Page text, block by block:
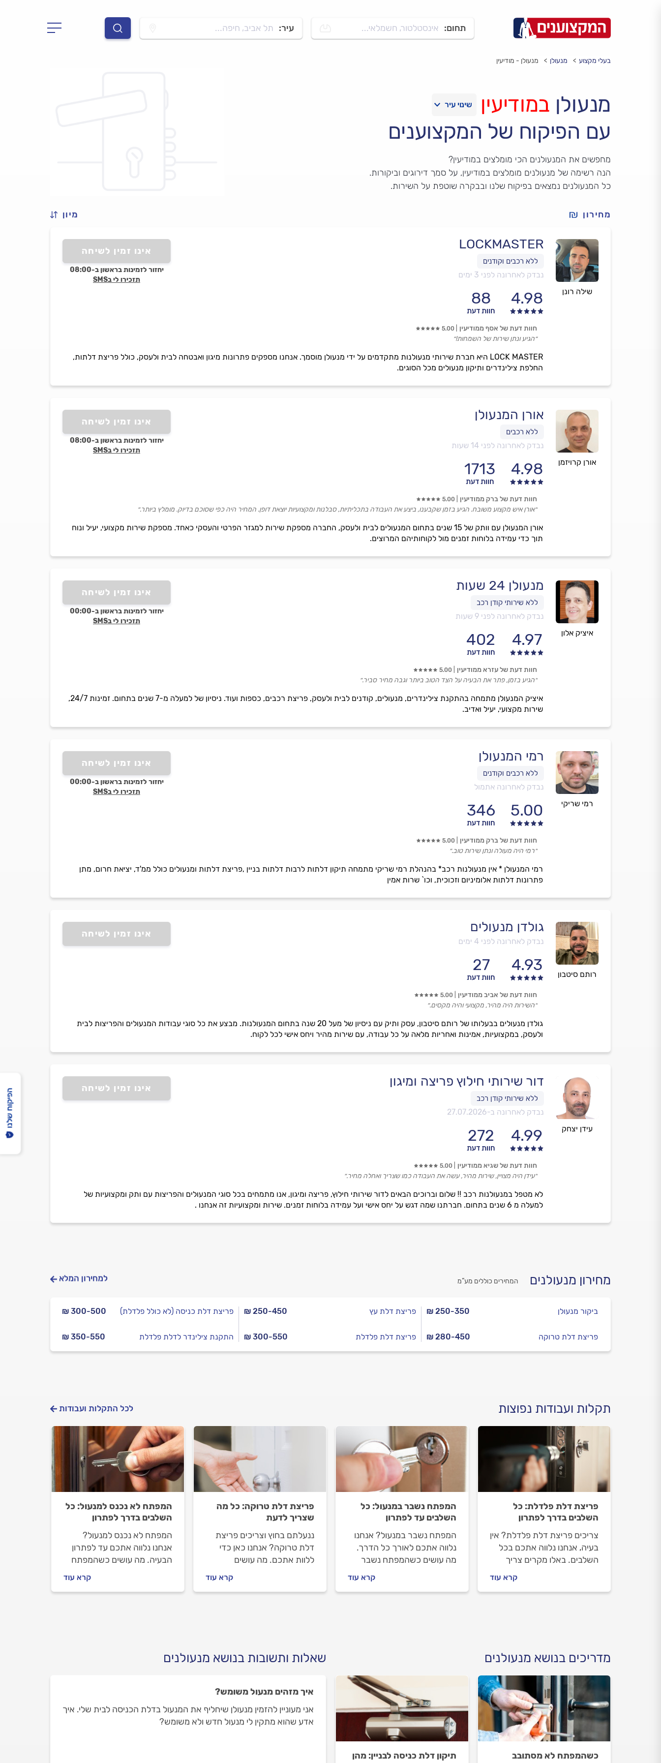
תחום: אינסטלטור, חשמלאי... עיר: תל אביב, חיפה...
בעלי מקצוע מנעולן מנעולן - מודיעין
מנעולן במודיעין
עם הפיקוח של המקצוענים
מחפשים את המנעולנים הכי מומלצים במודיעין?
הנה רשימה של מנעולנים מומלצים במודיעין, על סמך דירוגים וביקורות.
כל המנעולנים נמצאים בפיקוח שלנו ובבקרה שוטפת על השירות.
מחירון מיון
שילה רונן
LOCKMASTER
נבדק לאחרונה לפני 3 ימים
4.98
88
חוות דעת
אינו זמין לשיחה
יחזור לזמינות בראשון ב-08:00
תזכירו לי בSMS
LOCK MASTER היא חברת שירותי מנעולנות מתקדמים על ידי מנעולן מוסמך. אנחנו מספקים פתרונות מיגון ואבטחה לבית ולעסק, כולל פריצת דלתות,
החלפת צילינדרים ותיקון מנעולים מכל הסוגים.
חוות דעת של אסף ממודיעין 5.00
״הגיע ונתן שירות של השמחות!״
אורן קרויזמן
אורן המנעולן
נבדק לאחרונה לפני 14 שעות
4.98
1713
חוות דעת
אינו זמין לשיחה
יחזור לזמינות בראשון ב-08:00
תזכירו לי בSMS
אורן המנעולן עם וותק של 15 שנים בתחום המנעולים לבית ולעסק, החברה מספקת שירות למגזר הפרטי והעסקי כאחד. מספקת שירות מקצועי, יעיל ונוח
תוך כדי עמידה בלוחות זמנים מול לקוחותיהם המרוצים.
חוות דעת של ברק ממודיעין 5.00
״אורן איש מקצוע משובח. הגיע בזמן שקבענו, ביצע את העבודה בתכליתיות, סבלנות ומקצועיות יוצאת דופן. המחיר היה כפי שסוכם בדיוק. מומלץ ביותר.״
איציק אלון
מנעולן 24 שעות
נבדק לאחרונה לפני 9 שעות
4.97
402
חוות דעת
אינו זמין לשיחה
יחזור לזמינות בראשון ב-00:00
תזכירו לי בSMS
איציק המנעולן מתמחה בהתקנת צילינדרים, מנעולים, קודנים לבית ולעסק, פריצת רכבים, כספות ועוד. ניסיון של למעלה מ-7 שנים בתחום. זמינות 24/7,
שירות מקצועי, יעיל ואדיב.
חוות דעת של עזרא ממודיעין 5.00
״הגיע בזמן, פתר את הבעיה על הצד הטוב ביותר וגבה מחיר סביר.״
רמי שריקי
רמי המנעולן
נבדק לאחרונה אתמול
5.00
346
חוות דעת
אינו זמין לשיחה
יחזור לזמינות בראשון ב-00:00
תזכירו לי בSMS
רמי המנעולן * אין מנעולנות רכב* בהנהלת רמי שריקי מתמחה תיקון דלתות לרבות דלתות בניין ,פריצת דלתות ומנעולים כולל ממ'ד, יציאת חרום, מתן
פתרונות דלתות אלומיניום וזכוכית, וכו` שרות אמין
חוות דעת של ברק ממודיעין 5.00
״רמי היה מעולה ונתן שירות טוב.״
רותם סיטבון
גולדן מנעולים
נבדק לאחרונה לפני 4 ימים
4.93
27
חוות דעת
אינו זמין לשיחה
גולדן מנעולים בבעלותו של רותם סיטבון, עסק ותיק עם ניסיון של מעל 20 שנה בתחום המנעולנות. מבצע את כל סוגי עבודות המנעולים והפריצות לבית
ולעסק, במקצועיות, אמינות ואחריות מלאה על כל עבודה, עם שירות מהיר ויחס אישי לכל לקוח.
חוות דעת של אביב ממודיעין 5.00
״השירות היה מהיר, מקצועי והיה מקסים.״
עידן יצחק
דור שירותי חילוץ פריצה ומיגון
נבדק לאחרונה ב-27.07.2026
4.99
272
חוות דעת
אינו זמין לשיחה
לא מטפל במנעולנות רכב !! שלום וברוכים הבאים לדור שירותי חילוץ, פריצה ומיגון, אנו מתמחים בכל סוגי המנעולים והפריצות עם ותק ומקצועיות של
למעלה מ 6 שנים בתחום. חברתנו שמה דגש על יחס אישי ועל עמידה בלוחות זמנים. שירות ומקצועיות זה אנחנו .
חוות דעת של שגיא ממודיעין 5.00
״עידן היה מצויין, שירות מהיר, עשה את העבודה כמו שצריך ואחלה מחיר.״
מחירון מנעולנים המחירים כוללים מע”מ למחירון המלא
₪ 250-350 ביקור מנעולן
₪ 280-450 פריצת דלת טרוקה
₪ 250-450 פריצת דלת עץ
₪ 300-550 פריצת דלת פלדלת
₪ 300-500 פריצת דלת כניסה (לא כולל פלדלת)
₪ 350-550 התקנת צילינדר לדלת פלדלת
תקלות ועבודות נפוצות לכל התקלות ועבודות
פריצת דלת פלדלת: כל
השלבים בדרך לפתרון
צריכים פריצת דלת פלדלת? אין
בעיה, אנחנו נלווה אתכם בכל
השלבים. באלו מקרים צריך
מתנהלים מול המנעולן במהלך
העבודה וכמה תעלה פריצת
קרא עוד
המפתח נשבר במנעול: כל
השלבים עד לפתרון
המפתח נשבר במנעול? אנחנו
נלווה אתכם לאורך כל הדרך.
מה עושים כשהמפתח נשבר
המנעולן וכמה העבודה עולה?
כל התשובות לפניכם.
קרא עוד
פריצת דלת טרוקה: כל מה
שצריך לדעת
ננעלתם בחוץ וצריכים פריצת
דלת טרוקה? אנחנו כאן כדי
ללוות אתכם. מה עושים
מתנהלים מול המנעולן וכמה
תעלה פריצת דלת טרוקה? כל
קרא עוד
המפתח לא נכנס למנעול: כל
השלבים בדרך לפתרון
המפתח לא נכנס למנעול?
אנחנו נלווה אתכם עד לפתרון
הבעיה. מה עושים כשהמפתח
מול המנעולן וכמה העבודה
עולה? כל התשובות לפניכם.
קרא עוד
מדריכים בנושא מנעולנים
כשהמפתח לא מסתובב
תיקון דלת כניסה לבניין: מהן
שאלות ותשובות בנושא מנעולנים
איך מזהים מנעול משומש?
אני מעוניין להזמין מנעולן שיחליף את המנעול בדלת הכניסה לבית שלי. איך
אדע שהוא מתקין לי מנעול חדש ולא משומש?
הפיקוח שלנו